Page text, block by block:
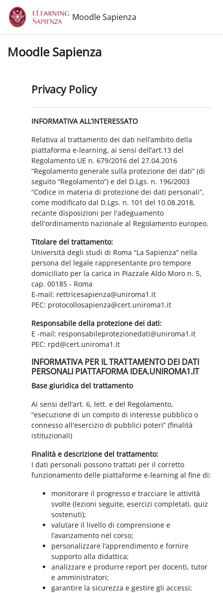
Vai al contenuto principale
Moodle Sapienza
Moodle Sapienza
Privacy Policy
INFORMATIVA ALL’INTERESSATO
Relativa al trattamento dei dati nell’ambito della
piattaforma e-learning, ai sensi dell’art.13 del
Regolamento UE n. 679/2016 del 27.04.2016
“Regolamento generale sulla protezione dei dati” (di
seguito “Regolamento”) e del D.Lgs. n. 196/2003
“Codice in materia di protezione dei dati personali”,
come modificato dal D.Lgs. n. 101 del 10.08.2018,
recante disposizioni per l'adeguamento
dell'ordinamento nazionale al Regolamento europeo.
Titolare del trattamento:
Università degli studi di Roma “La Sapienza” nella
persona del legale rappresentante pro tempore
domiciliato per la carica in Piazzale Aldo Moro n. 5,
cap. 00185 - Roma
E-mail: rettricesapienza@uniroma1.it
PEC: protocollosapienza@cert.uniroma1.it
Responsabile della protezione dei dati:
E -mail: responsabileprotezionedati@uniroma1.it
PEC: rpd@cert.uniroma1.it
INFORMATIVA PER IL TRATTAMENTO DEI DATI
PERSONALI PIATTAFORMA IDEA.UNIROMA1.IT
Base giuridica del trattamento
Ai sensi dell’art. 6, lett. e del Regolamento,
“esecuzione di un compito di interesse pubblico o
connesso all'esercizio di pubblici poteri” (finalità
istituzionali)
Finalità e descrizione del trattamento:
I dati personali possono trattati per il corretto
funzionamento delle piattaforme e-learning al fine di:
monitorare il progresso e tracciare le attività
svolte (lezioni seguite, esercizi completati, quiz
sostenuti);
valutare il livello di comprensione e
l’avanzamento nel corso;
personalizzare l’apprendimento e fornire
supporto alla didattica;
analizzare e produrre report per docenti, tutor
e amministratori;
garantire la sicurezza e gestire gli accessi;